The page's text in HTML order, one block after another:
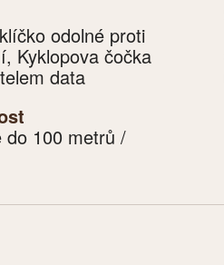
odolné proti
Kyklopova čočka
data
do 100 metrů /